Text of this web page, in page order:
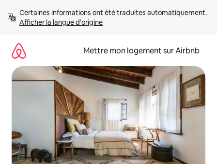
directement
Afficher la langue d'origine
Mettre mon logement sur Airbnb